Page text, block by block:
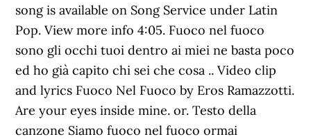
song is available on Song Service under Latin
Pop. View more info 4:05. Fuoco nel fuoco
sono gli occhi tuoi dentro ai miei ne basta poco
ed ho già capito chi sei che cosa .. Video clip
and lyrics Fuoco Nel Fuoco by Eros Ramazzotti.
Are your eyes inside mine. or. Testo della
canzone Siamo fuoco nel fuoco ormai